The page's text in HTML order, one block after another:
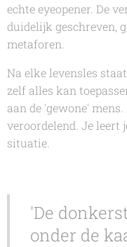
echte eyeopener. De
duidelijk geschreven,
metaforen.
Na elke levensles
zelf alles kan
aan de 'gewone'
veroordelend. Je leert
situatie.
'De
onder de